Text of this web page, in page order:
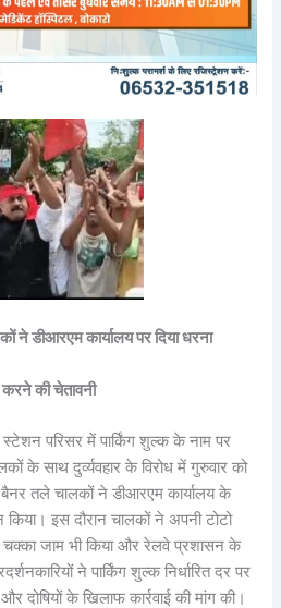
ने डीआरएम कार्यालय पर दिया धरना
करने की चेतावनी
परिसर में पार्किंग शुल्क के नाम पर
के साथ दुर्व्यवहार के विरोध में गुरुवार को
तले चालकों ने डीआरएम कार्यालय के
किया। इस दौरान चालकों ने अपनी टोटो
जाम भी किया और रेलवे प्रशासन के
ने पार्किंग शुल्क निर्धारित दर पर
के खिलाफ कार्रवाई की मांग की।